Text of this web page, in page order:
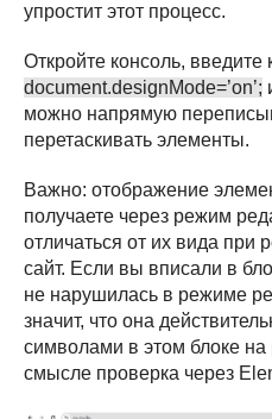
упростит этот процесс.
Откройте консоль, введите
document.designMode=’on’;
можно напрямую
перетаскивать элементы.
Важно: отображение
получаете через режим
отличаться от их вида при
сайт. Если вы вписали в
не нарушилась в режиме
значит, что она
символами в этом блоке
смысле проверка через